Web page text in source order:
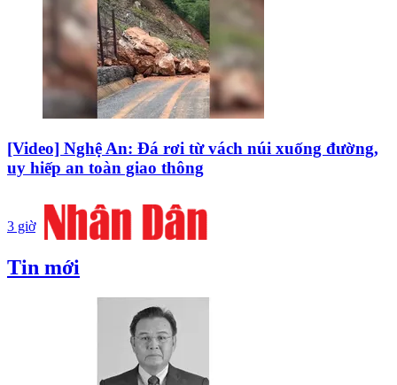
[Video] Nghệ An: Đá rơi từ vách núi xuống đường,
uy hiếp an toàn giao thông
3 giờ
Tin mới